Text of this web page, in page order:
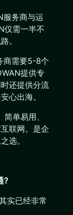
服务商与运
仅需一半不
。
商需要5-8个
提供专
还提供分流
心出海。
单易用、
联网。是企
选。
?
实已经非常